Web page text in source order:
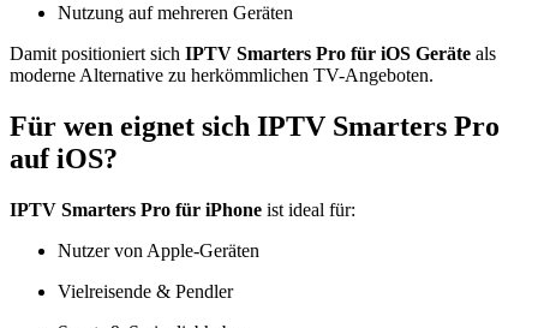
Nutzung auf mehreren Geräten
Damit positioniert sich IPTV Smarters Pro für iOS Geräte als
moderne Alternative zu herkömmlichen TV-Angeboten.
Für wen eignet sich IPTV Smarters Pro
auf iOS?
IPTV Smarters Pro für iPhone ist ideal für:
Nutzer von Apple-Geräten
Vielreisende & Pendler